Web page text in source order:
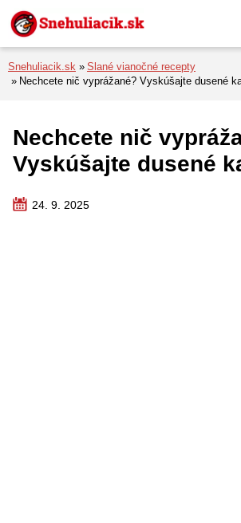
Preskočiť na menu
Preskočiť na obsah
Preskočiť na pätu
Snehuliacik.sk
Slané vianočné recepty
Nechcete nič vyprážané? Vyskúšajte dusené
Nechcete nič
Vyskúšajte dusené
24. 9. 2025